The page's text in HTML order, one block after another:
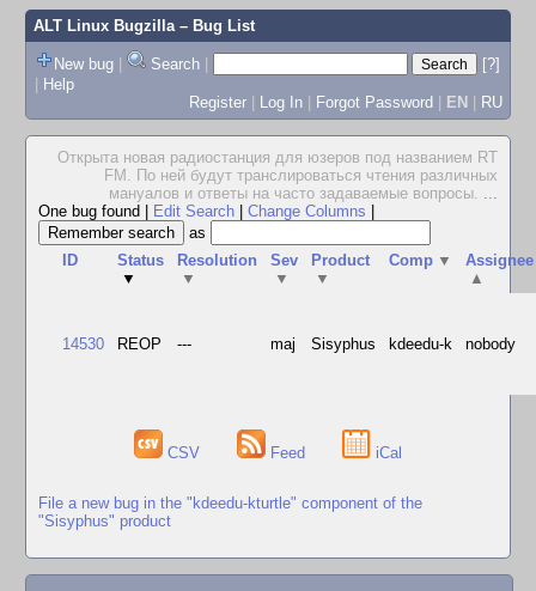
ALT Linux Bugzilla– Bug List
New bug | Search |
[?]
| Help
Register | Log In | Forgot Password | EN | RU
Открыта новая радиостанция для юзеров под названием RТ
FМ. По ней будут транслироваться чтения различных
мануалов и ответы на часто задаваемые вопросы. ...
One bug found
Edit Search Change Columns
as
ID
Status
▼
Resolution
▼
Sev
▼
Product
▼
Comp ▼
Assignee
▲
14530 REOP --- maj Sisyphus kdeedu-k nobody
CSV Feed iCal
File a new bug in the "kdeedu-kturtle" component of the
"Sisyphus" product